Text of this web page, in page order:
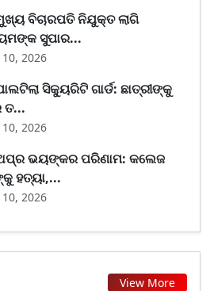
ବିଚାରପତି ନିଯୁକ୍ତ ଲାଗି
ସୁପାର...
2026
ସିକ୍ୟୁରିଟି ଗାର୍ଡ: ଛାତ୍ରୀଙ୍କୁ
ତ...
2026
ଭୟଙ୍କର ପରିଣାମ: କଲେଜ
ହତ୍ୟା,...
2026
View More